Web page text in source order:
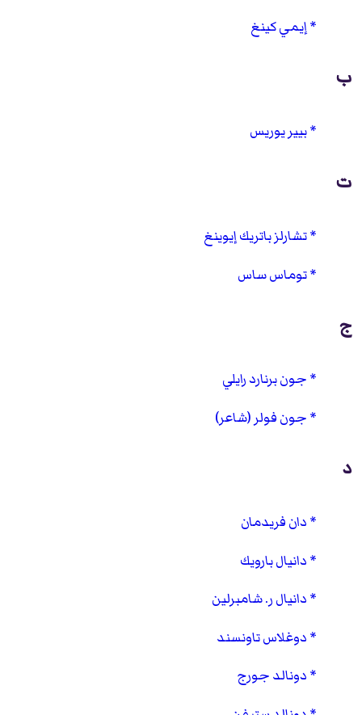
إيمي كينغ
ب
بيير يوريس
ت
تشارلز باتريك إيوينغ
توماس ساس
ج
جون برنارد رايلي
جون فولر (شاعر)
د
دان فريدمان
دانيال بارويك
دانيال ر. شامبرلين
دوغلاس تاونسند
دونالد جورج